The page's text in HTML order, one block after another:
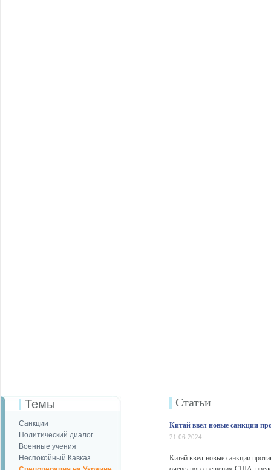
Темы
Санкции
Политический диалог
Военные учения
Неспокойный Кавказ
Статьи
Китай ввел новые санкции
21.06.2024
Китай ввел новые санкции